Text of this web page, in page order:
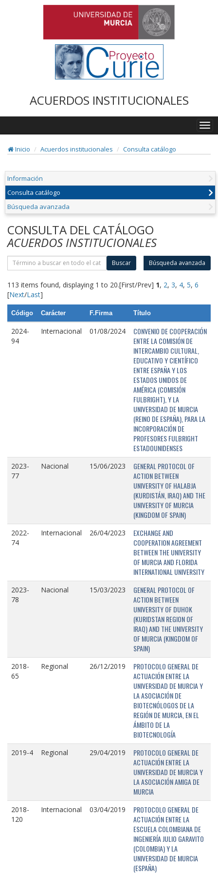
ACUERDOS INSTITUCIONALES
Inicio
Acuerdos institucionales Consulta catálogo
Información
Consulta catálogo
Búsqueda avanzada
CONSULTA DEL CATÁLOGO
ACUERDOS INSTITUCIONALES
Buscar Búsqueda avanzada
113 items found, displaying 1 to 20.[First/Prev] 1, 2, 3, 4, 5, 6
[Next/Last]
Código Carácter F.Firma Título
2024-
94
Internacional 01/08/2024
CONVENIO DE COOPERACIÓN
ENTRE LA COMISIÓN DE
INTERCAMBIO CULTURAL,
EDUCATIVO Y CIENTÍFICO
ENTRE ESPAÑA Y LOS
ESTADOS UNIDOS DE
AMÉRICA (COMISIÓN
FULBRIGHT), Y LA
UNIVERSIDAD DE MURCIA
(REINO DE ESPAÑA), PARA LA
INCORPORACIÓN DE
PROFESORES FULBRIGHT
ESTADOUNIDENSES
2023-
77
Nacional 15/06/2023
GENERAL PROTOCOL OF
ACTION BETWEEN
UNIVERSITY OF HALABJA
(KURDISTÁN, IRAQ) AND THE
UNIVERSITY OF MURCIA
(KINGDOM OF SPAIN)
2022-
74
Internacional 26/04/2023
EXCHANGE AND
COOPERATION AGREEMENT
BETWEEN THE UNIVERSITY
OF MURCIA AND FLORIDA
INTERNATIONAL UNIVERSITY
2023-
78
Nacional 15/03/2023
GENERAL PROTOCOL OF
ACTION BETWEEN
UNIVERSITY OF DUHOK
(KURIDSTAN REGION OF
IRAQ) AND THE UNIVERSITY
OF MURCIA (KINGDOM OF
SPAIN)
2018-
65
Regional 26/12/2019
PROTOCOLO GENERAL DE
ACTUACIÓN ENTRE LA
UNIVERSIDAD DE MURCIA Y
LA ASOCIACIÓN DE
BIOTECNÓLOGOS DE LA
REGIÓN DE MURCIA, EN EL
ÁMBITO DE LA
BIOTECNOLOGÍA
2019-4 Regional 29/04/2019
PROTOCOLO GENERAL DE
ACTUACIÓN ENTRE LA
UNIVERSIDAD DE MURCIA Y
LA ASOCIACIÓN AMIGA DE
MURCIA
2018-
120
Internacional 03/04/2019
PROTOCOLO GENERAL DE
ACTUACIÓN ENTRE LA
ESCUELA COLOMBIANA DE
INGENIERÍA JULIO GARAVITO
(COLOMBIA) Y LA
UNIVERSIDAD DE MURCIA
(ESPAÑA)